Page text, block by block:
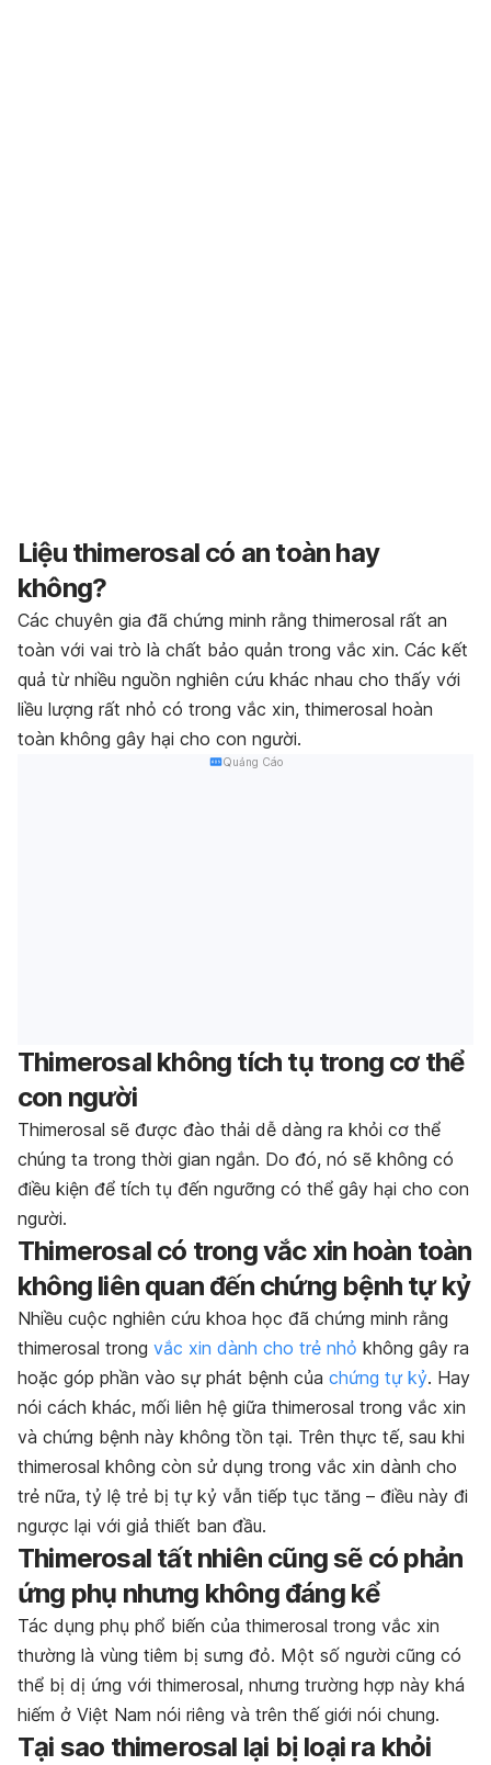
Liệu thimerosal có an toàn hay
không?
Các chuyên gia đã chứng minh rằng thimerosal rất an
toàn với vai trò là chất bảo quản trong vắc xin. Các kết
quả từ nhiều nguồn nghiên cứu khác nhau cho thấy với
liều lượng rất nhỏ có trong vắc xin, thimerosal hoàn
toàn không gây hại cho con người.
Quảng Cáo
Thimerosal không tích tụ trong cơ thể
con người
Thimerosal sẽ được đào thải dễ dàng ra khỏi cơ thể
chúng ta trong thời gian ngắn. Do đó, nó sẽ không có
điều kiện để tích tụ đến ngưỡng có thể gây hại cho con
người.
Thimerosal có trong vắc xin hoàn toàn
không liên quan đến chứng bệnh tự kỷ
Nhiều cuộc nghiên cứu khoa học đã chứng minh rằng
thimerosal trong vắc xin dành cho trẻ nhỏ không gây ra
hoặc góp phần vào sự phát bệnh của chứng tự kỷ. Hay
nói cách khác, mối liên hệ giữa thimerosal trong vắc xin
và chứng bệnh này không tồn tại. Trên thực tế, sau khi
thimerosal không còn sử dụng trong vắc xin dành cho
trẻ nữa, tỷ lệ trẻ bị tự kỷ vẫn tiếp tục tăng – điều này đi
ngược lại với giả thiết ban đầu.
Thimerosal tất nhiên cũng sẽ có phản
ứng phụ nhưng không đáng kể
Tác dụng phụ phổ biến của thimerosal trong vắc xin
thường là vùng tiêm bị sưng đỏ. Một số người cũng có
thể bị dị ứng với thimerosal, nhưng trường hợp này khá
hiếm ở Việt Nam nói riêng và trên thế giới nói chung.
Tại sao thimerosal lại bị loại ra khỏi